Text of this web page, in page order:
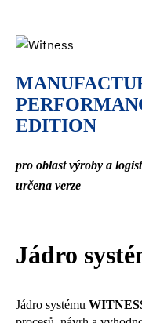
EDITION
pro oblast výroby a
určena verze
Jádro
Jádro systému